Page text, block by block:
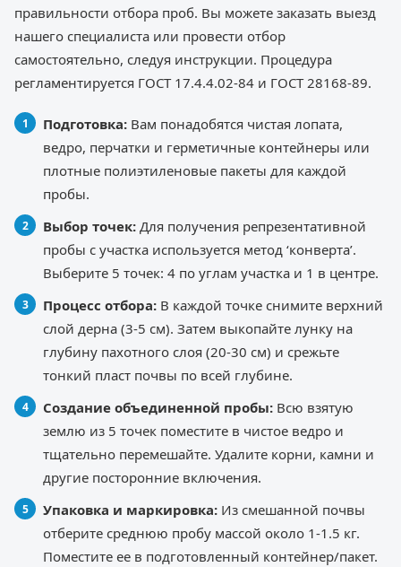
правильности отбора проб. Вы можете заказать выезд
нашего специалиста или провести отбор
самостоятельно, следуя инструкции. Процедура
регламентируется ГОСТ 17.4.4.02-84 и ГОСТ 28168-89.
Подготовка: Вам понадобятся чистая лопата,
ведро, перчатки и герметичные контейнеры или
плотные полиэтиленовые пакеты для каждой
пробы.
Выбор точек: Для получения репрезентативной
пробы с участка используется метод ‘конверта’.
Выберите 5 точек: 4 по углам участка и 1 в центре.
Процесс отбора: В каждой точке снимите верхний
слой дерна (3-5 см). Затем выкопайте лунку на
глубину пахотного слоя (20-30 см) и срежьте
тонкий пласт почвы по всей глубине.
Создание объединенной пробы: Всю взятую
землю из 5 точек поместите в чистое ведро и
тщательно перемешайте. Удалите корни, камни и
другие посторонние включения.
Упаковка и маркировка: Из смешанной почвы
отберите среднюю пробу массой около 1-1.5 кг.
Поместите ее в подготовленный контейнер/пакет.